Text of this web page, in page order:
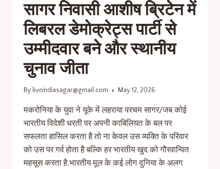
सागर निवासी आशीष ब्रिटेन में
लिबरल डेमोक्रेट्स पार्टी से
उम्मीदवार बने और स्थानीय
चुनाव जीता
By liveindiasagar@gmail.com May 12, 2026
मकरोनिया के युवा ने यूके में लहराया परचम सागर/जब कोई
भारतीय विदेशी धरती पर अपनी काबिलियत के बल पर
सफलता हासिल करता है तो ना केवल उस व्यक्ति के परिवार
को उस पर गर्व होता है बल्कि हर भारतीय खुद को गौरवान्वित
महसूस करता है,भारतीय मूल के कई लोग दुनिया के अलग